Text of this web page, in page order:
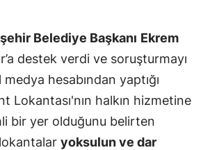
Belediye Başkanı Ekrem
destek verdi ve soruşturmayı
hesabından yaptığı
Lokantası'nın halkın hizmetine
bir yer olduğunu belirten
yoksulun ve dar